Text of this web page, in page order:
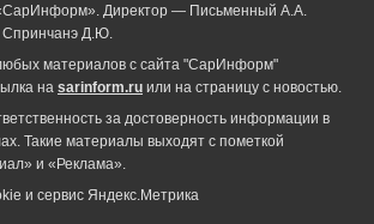
Директор — Письменный А.А.
Спринчанэ Д.Ю.
материалов с сайта "СарИнформ"
на sarinform.ru или на страницу с новостью.
за достоверность информации в
Такие материалы выходят с пометкой
и «Реклама».
и сервиc Яндекс.Метрика